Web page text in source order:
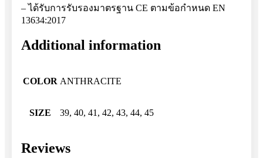
– ได้รับการรับรองมาตรฐาน CE ตามข้อกำหนด EN
13634:2017
Additional information
COLOR ANTHRACITE
SIZE 39, 40, 41, 42, 43, 44, 45
Reviews